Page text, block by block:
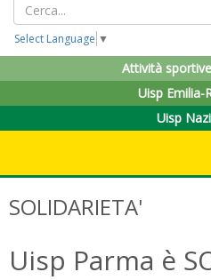
Select Language ▼
Attività
Uisp Emilia-
Uisp
SOLIDARIETA'
Uisp Parma è